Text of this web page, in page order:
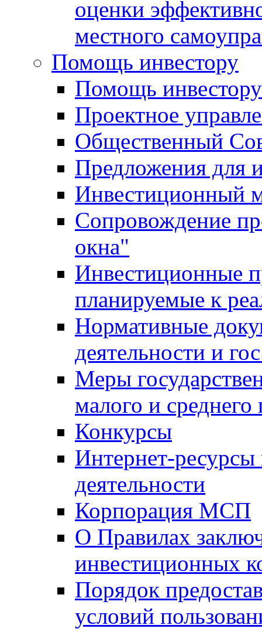
оценки
местного
Помощь инвестору
Помощь инвестору
Проектное
Общественный
Предложения для
Инвестиционный
Сопровождение
окна"
Инвестиционные
планируемые к
Нормативные
деятельности и
Меры
малого и среднего
Конкурсы
Интернет-
деятельности
Корпорация МСП
О Правилах
инвестиционных
Порядок
условий